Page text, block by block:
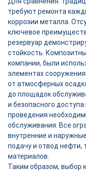
требуют ремонта
коррозии металла.
ключевое
резервуар
стойкость.
компании, были
элементах
от атмосферных
до площадок
и безопасного
проведения
обслуживания. Все
внутренние и
подачу и отвод нефти,
материалов.
Таким образом, выбор